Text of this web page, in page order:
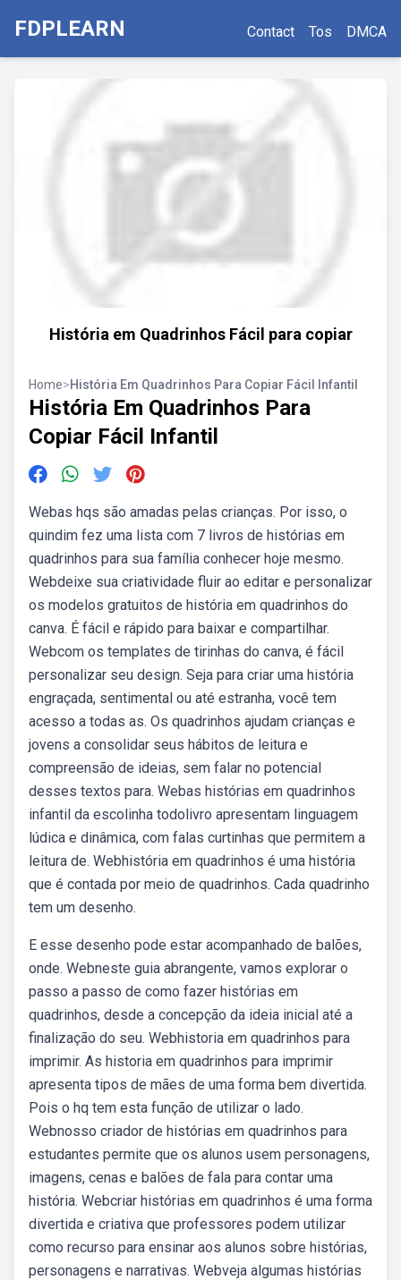
FDPLEARN Contact Tos DMCA
História em Quadrinhos Fácil para copiar
Home>História Em Quadrinhos Para Copiar Fácil Infantil
História Em Quadrinhos Para
Copiar Fácil Infantil
Webas hqs são amadas pelas crianças. Por isso, o
quindim fez uma lista com 7 livros de histórias em
quadrinhos para sua família conhecer hoje mesmo.
Webdeixe sua criatividade fluir ao editar e personalizar
os modelos gratuitos de história em quadrinhos do
canva. É fácil e rápido para baixar e compartilhar.
Webcom os templates de tirinhas do canva, é fácil
personalizar seu design. Seja para criar uma história
engraçada, sentimental ou até estranha, você tem
acesso a todas as. Os quadrinhos ajudam crianças e
jovens a consolidar seus hábitos de leitura e
compreensão de ideias, sem falar no potencial
desses textos para. Webas histórias em quadrinhos
infantil da escolinha todolivro apresentam linguagem
lúdica e dinâmica, com falas curtinhas que permitem a
leitura de. Webhistória em quadrinhos é uma história
que é contada por meio de quadrinhos. Cada quadrinho
tem um desenho.
E esse desenho pode estar acompanhado de balões,
onde. Webneste guia abrangente, vamos explorar o
passo a passo de como fazer histórias em
quadrinhos, desde a concepção da ideia inicial até a
finalização do seu. Webhistoria em quadrinhos para
imprimir. As historia em quadrinhos para imprimir
apresenta tipos de mães de uma forma bem divertida.
Pois o hq tem esta função de utilizar o lado.
Webnosso criador de histórias em quadrinhos para
estudantes permite que os alunos usem personagens,
imagens, cenas e balões de fala para contar uma
história. Webcriar histórias em quadrinhos é uma forma
divertida e criativa que professores podem utilizar
como recurso para ensinar aos alunos sobre histórias,
personagens e narrativas. Webveja algumas histórias